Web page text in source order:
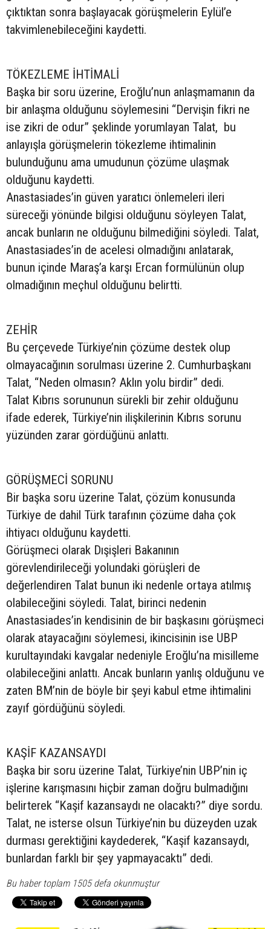
çıktıktan sonra başlayacak görüşmelerin Eylül’e
takvimlenebileceğini kaydetti.
TÖKEZLEME İHTİMALİ
Başka bir soru üzerine, Eroğlu’nun anlaşmamanın da
bir anlaşma olduğunu söylemesini “Dervişin fikri ne
ise zikri de odur” şeklinde yorumlayan Talat, bu
anlayışla görüşmelerin tökezleme ihtimalinin
bulunduğunu ama umudunun çözüme ulaşmak
olduğunu kaydetti.
Anastasiades’in güven yaratıcı önlemeleri ileri
süreceği yönünde bilgisi olduğunu söyleyen Talat,
ancak bunların ne olduğunu bilmediğini söyledi. Talat,
Anastasiades’in de acelesi olmadığını anlatarak,
bunun içinde Maraş’a karşı Ercan formülünün olup
olmadığının meçhul olduğunu belirtti.
ZEHİR
Bu çerçevede Türkiye’nin çözüme destek olup
olmayacağının sorulması üzerine 2. Cumhurbaşkanı
Talat, “Neden olmasın? Aklın yolu birdir” dedi.
Talat Kıbrıs sorununun sürekli bir zehir olduğunu
ifade ederek, Türkiye’nin ilişkilerinin Kıbrıs sorunu
yüzünden zarar gördüğünü anlattı.
GÖRÜŞMECİ SORUNU
Bir başka soru üzerine Talat, çözüm konusunda
Türkiye de dahil Türk tarafının çözüme daha çok
ihtiyacı olduğunu kaydetti.
Görüşmeci olarak Dışişleri Bakanının
görevlendirileceği yolundaki görüşleri de
değerlendiren Talat bunun iki nedenle ortaya atılmış
olabileceğini söyledi. Talat, birinci nedenin
Anastasiades’in kendisinin de bir başkasını görüşmeci
olarak atayacağını söylemesi, ikincisinin ise UBP
kurultayındaki kavgalar nedeniyle Eroğlu’na misilleme
olabileceğini anlattı. Ancak bunların yanlış olduğunu ve
zaten BM’nin de böyle bir şeyi kabul etme ihtimalini
zayıf gördüğünü söyledi.
KAŞİF KAZANSAYDI
Başka bir soru üzerine Talat, Türkiye’nin UBP’nin iç
işlerine karışmasını hiçbir zaman doğru bulmadığını
belirterek “Kaşif kazansaydı ne olacaktı?” diye sordu.
Talat, ne isterse olsun Türkiye’nin bu düzeyden uzak
durması gerektiğini kaydederek, “Kaşif kazansaydı,
bunlardan farklı bir şey yapmayacaktı” dedi.
Bu haber toplam 1505 defa okunmuştur